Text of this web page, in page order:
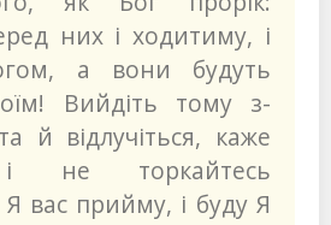
них і ходитиму, і
а вони будуть
Вийдіть тому з-
й відлучіться, каже
не торкайтесь
Я вас прийму, і буду Я